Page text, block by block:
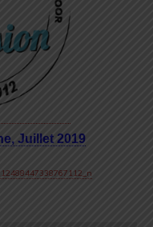
Juillet 2019